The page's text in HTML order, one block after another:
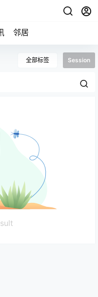
邻居
全部标签 Session